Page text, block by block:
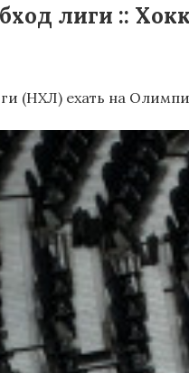
лиги ::
(НХЛ) ехать на